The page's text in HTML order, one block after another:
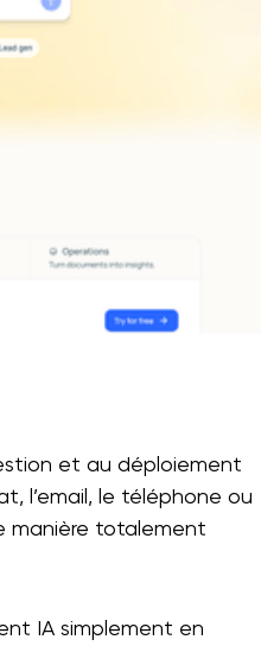
et au déploiement
l’email, le téléphone ou
manière totalement
IA simplement en